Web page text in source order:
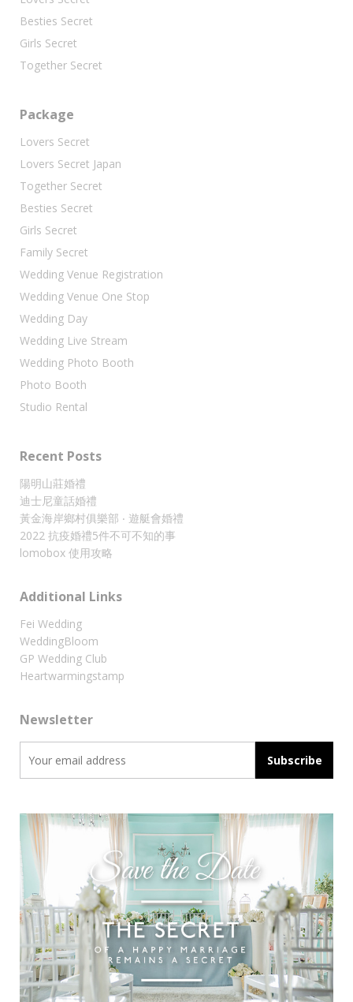
Besties Secret
Girls Secret
Together Secret
Package
Lovers Secret
Lovers Secret Japan
Together Secret
Besties Secret
Girls Secret
Family Secret
Wedding Venue Registration
Wedding Venue One Stop
Wedding Day
Wedding Live Stream
Wedding Photo Booth
Photo Booth
Studio Rental
Recent Posts
陽明山莊婚禮
迪士尼童話婚禮
黃金海岸鄉村俱樂部 ‧ 遊艇會婚禮
2022 抗疫婚禮5件不可不知的事
lomobox 使用攻略
Additional Links
Fei Wedding
WeddingBloom
GP Wedding Club
Heartwarmingstamp
Newsletter